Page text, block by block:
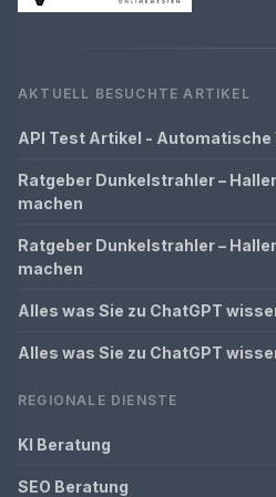
AKTUELL BESUCHTE ARTIKEL
API Test Artikel -
Ratgeber Dunkelstrahler –
machen
Ratgeber Dunkelstrahler –
machen
Alles was Sie zu ChatGPT
Alles was Sie zu ChatGPT
REGIONALE DIENSTE
KI Beratung
SEO Beratung